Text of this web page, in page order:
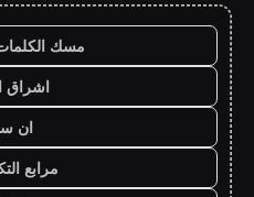
مسك
اشراق
ان
مرابع